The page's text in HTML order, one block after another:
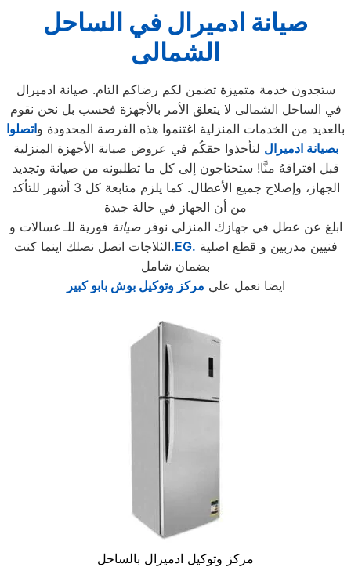
صيانة ادميرال في الساحل
الشمالى
ستجدون خدمة متميزة تضمن لكم رضاكم التام. صيانة ادميرال
في الساحل الشمالى لا يتعلق الأمر بالأجهزة فحسب بل نحن نقوم
بالعديد من الخدمات المنزلية اغتنموا هذه الفرصة المحدودة واتصلوا
بصيانة ادميرال لتأخذوا حقكُم في عروض صيانة الأجهزة المنزلية
قبل افتراقهُ منَّا! ستحتاجون إلى كل ما تطلبونه من صيانة وتجديد
الجهاز، وإصلاح جميع الأعطال. كما يلزم متابعة كل 3 أشهر للتأكد
من أن الجهاز في حالة جيدة
ابلغ عن عطل في جهازك المنزلي نوفرصيانة فورية للـ غسالات و
الثلاجات اتصل نصلك اينما كنت.EG.
بضمان شامل
ايضا نعمل علي مركز وتوكيل بوش بابو كبير
مركز وتوكيل ادميرال بالساحل